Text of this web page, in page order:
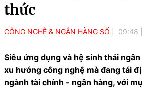
thức
CÔNG NGHỆ & NGÂN HÀNG SỐ 09:48
Siêu ứng dụng và hệ sinh thái
xu hướng công nghệ mà đang tái
ngành tài chính - ngân hàng, với